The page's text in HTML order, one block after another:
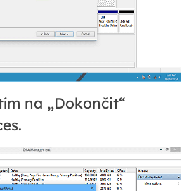
na „Dokončit“